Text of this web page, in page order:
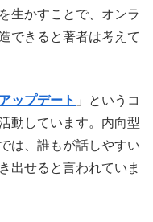
生かすことで、オンラ
できると著者は考えて
ップデート 」というコ
動しています。内向型
は、誰もが話しやすい
出せると言われていま